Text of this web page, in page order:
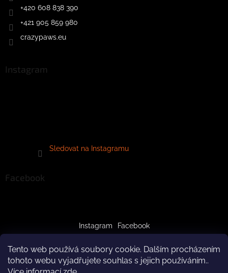
Tento web používá soubory cookie. Dalším procházením
tohoto webu vyjadřujete souhlas s jejich používáním..
+420 608 838 390
+421 905 859 980
crazypaws.eu
Instagram
Sledovat na Instagramu
Facebook
Instagram Facebook